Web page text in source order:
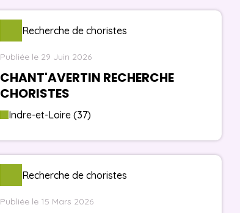
Recherche de choristes
Publiée le 29 Juin 2026
CHANT'AVERTIN RECHERCHE
CHORISTES
Indre-et-Loire (37)
Recherche de choristes
Publiée le 15 Mars 2026